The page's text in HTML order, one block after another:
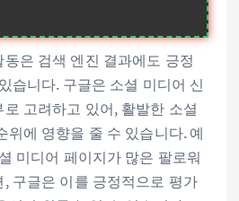
은 검색 엔진 결과에도 긍정
습니다. 구글은 소셜 미디어 신
고려하고 있어, 활발한 소셜
위에 영향을 줄 수 있습니다. 예
미디어 페이지가 많은 팔로워
구글은 이를 긍정적으로 평가